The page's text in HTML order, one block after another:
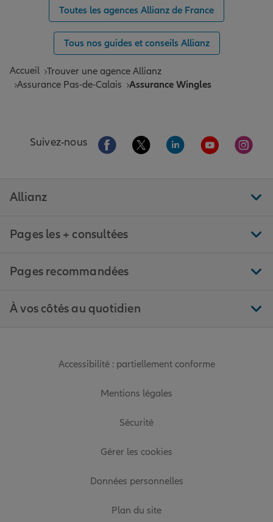
Toutes les agences Allianz de France
Tous nos guides et conseils Allianz
Accueil Trouver une agence Allianz
Assurance Pas-de-Calais
Assurance Wingles
Suivez-nous Aller sur la page Facebook de Allianz
Aller sur la page Twitter de
Aller sur la page
Aller sur la
Aller
Allianz
Pages les + consultées
Pages recommandées
À vos côtés au quotidien
Accessibilité : partiellement conforme
Mentions légales
Sécurité
Gérer les cookies
Données personnelles
Plan du site